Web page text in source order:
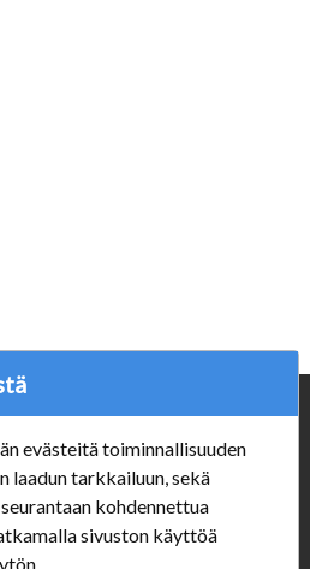
1550914-1
evästeitä toiminnallisuuden
laadun tarkkailuun, sekä
kohdennettua
sivuston käyttöä